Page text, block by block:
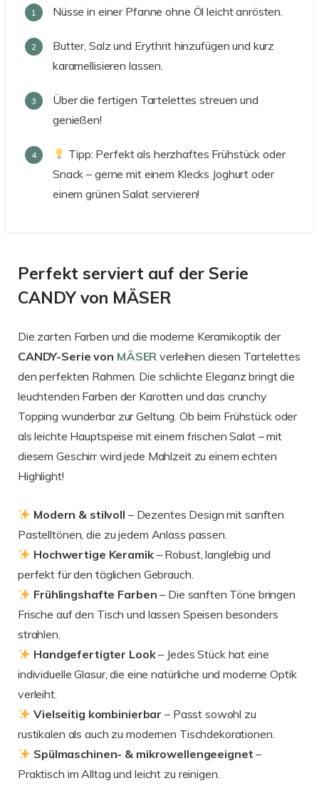
Nüsse in einer Pfanne ohne Öl leicht anrösten.
Butter, Salz und Erythrit hinzufügen und kurz
karamellisieren lassen.
Über die fertigen Tartelettes streuen und
genießen!
Tipp: Perfekt als herzhaftes Frühstück oder
Snack – gerne mit einem Klecks Joghurt oder
einem grünen Salat servieren!
Perfekt serviert auf der Serie
CANDY von MÄSER
Die zarten Farben und die moderne Keramikoptik der
CANDY-Serie von MÄSER verleihen diesen Tartelettes
den perfekten Rahmen. Die schlichte Eleganz bringt die
leuchtenden Farben der Karotten und das crunchy
Topping wunderbar zur Geltung. Ob beim Frühstück oder
als leichte Hauptspeise mit einem frischen Salat – mit
diesem Geschirr wird jede Mahlzeit zu einem echten
Highlight!
Modern & stilvoll – Dezentes Design mit sanften
Pastelltönen, die zu jedem Anlass passen.
Hochwertige Keramik– Robust, langlebig und
perfekt für den täglichen Gebrauch.
Frühlingshafte Farben – Die sanften Töne bringen
Frische auf den Tisch und lassen Speisen besonders
strahlen.
Handgefertigter Look– Jedes Stück hat eine
individuelle Glasur, die eine natürliche und moderne Optik
verleiht.
Vielseitig kombinierbar – Passt sowohl zu
rustikalen als auch zu modernen Tischdekorationen.
Spülmaschinen- & mikrowellengeeignet –
Praktisch im Alltag und leicht zu reinigen.